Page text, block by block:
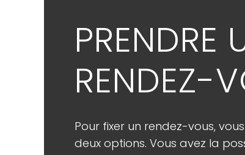
PRENDRE
RENDEZ-
Pour fixer un rendez-vous,
deux options. Vous avez la